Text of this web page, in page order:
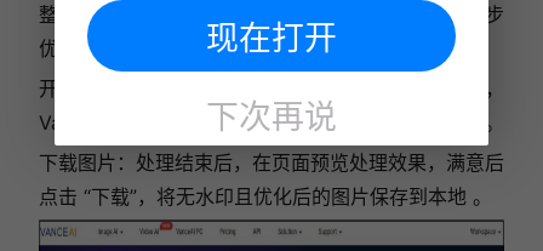
整一些参数，如去水印强度、图片修复程度等，进一步
优化效果 。
开始处理：参数设置完成，点击 “开始处理” 按钮，
VanceAI 的 AI 算法开始运行，去除水印并优化图片 。
下载图片：处理结束后，在页面预览处理效果，满意后
点击 “下载”，将无水印且优化后的图片保存到本地 。
现在打开
下次再说